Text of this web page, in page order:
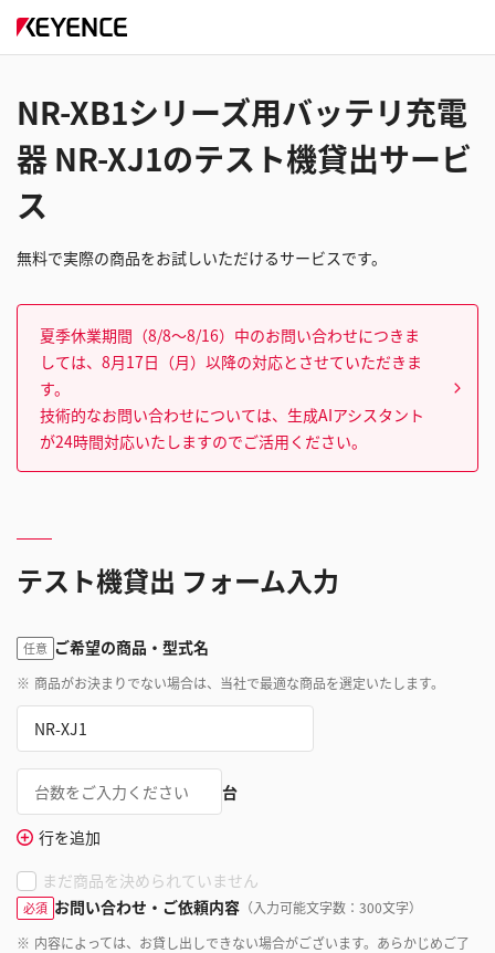
NR-XB1シリーズ用バッテリ充電
器 NR-XJ1のテスト機貸出サービ
ス
無料で実際の商品をお試しいただけるサービスです。
夏季休業期間（8/8～8/16）中のお問い合わせにつきま
しては、8月17日（月）以降の対応とさせていただきま
す。
技術的なお問い合わせについては、生成AIアシスタント
が24時間対応いたしますのでご活用ください。
テスト機貸出 フォーム入力
任意 ご希望の商品・型式名
※ 商品がお決まりでない場合は、当社で最適な商品を選定いたします。
台
行を追加
まだ商品を決められていません
必須 お問い合わせ・ご依頼内容 （入力可能文字数：300文字）
※ 内容によっては、お貸し出しできない場合がございます。あらかじめご了